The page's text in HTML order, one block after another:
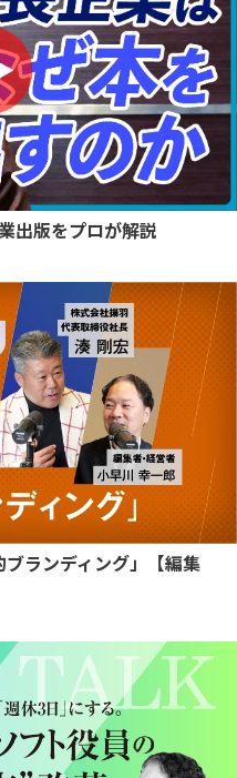
出版をプロが解説
ランディング」【編集